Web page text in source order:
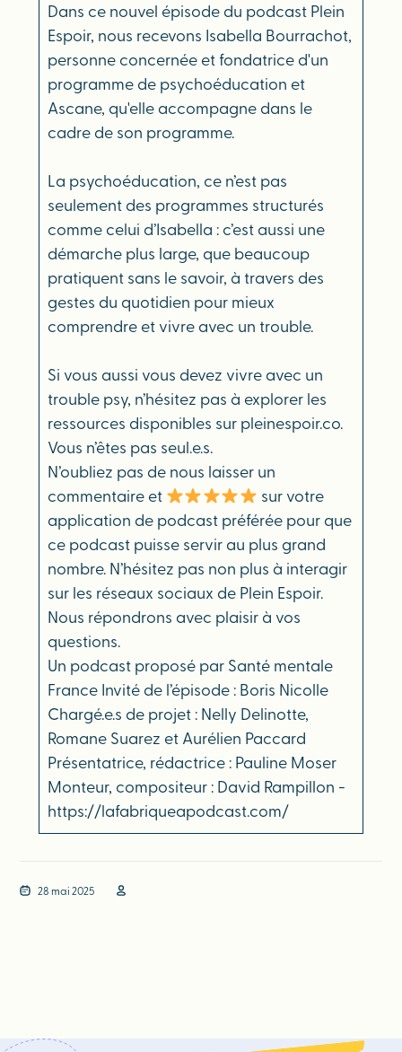
Dans ce nouvel épisode du podcast Plein
Espoir, nous recevons Isabella Bourrachot,
personne concernée et fondatrice d'un
programme de psychoéducation et
Ascane, qu'elle accompagne dans le
cadre de son programme.
La psychoéducation, ce n’est pas
seulement des programmes structurés
comme celui d’Isabella : c’est aussi une
démarche plus large, que beaucoup
pratiquent sans le savoir, à travers des
gestes du quotidien pour mieux
comprendre et vivre avec un trouble.
Si vous aussi vous devez vivre avec un
trouble psy, n’hésitez pas à explorer les
ressources disponibles sur pleinespoir.co.
Vous n’êtes pas seul.e.s.
N’oubliez pas de nous laisser un
commentaire et
sur votre
application de podcast préférée pour que
ce podcast puisse servir au plus grand
nombre. N’hésitez pas non plus à interagir
sur les réseaux sociaux de Plein Espoir.
Nous répondrons avec plaisir à vos
questions.
Un podcast proposé par Santé mentale
France Invité de l’épisode : Boris Nicolle
Chargé.e.s de projet : Nelly Delinotte,
Romane Suarez et Aurélien Paccard
Présentatrice, rédactrice : Pauline Moser
Monteur, compositeur : David Rampillon -
https://lafabriqueapodcast.com/
28 mai 2025